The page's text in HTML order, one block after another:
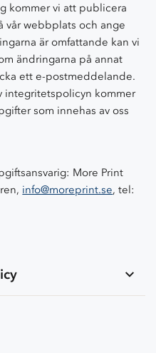
kommer vi att publicera
vår webbplats och ange
är omfattande kan vi
ändringarna på annat
ett e-postmeddelande.
integritetspolicyn kommer
som innehas av oss
More Print
info@moreprint.se, tel: